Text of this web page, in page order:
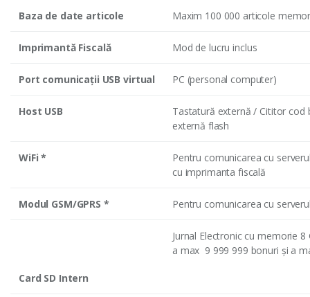
Baza de date articole Maxim 100 000 articole
Imprimantă Fiscală Mod de lucru inclus
Port comunicaţii USB virtual PC (personal computer)
Host USB
Tastatură externă / Cititor cod
externă flash
WiFi *
Pentru comunicarea cu
cu imprimanta fiscală
Modul GSM/GPRS * Pentru comunicarea cu
Card SD Intern
Jurnal Electronic cu memorie
a max 9 999 999 bonuri şi a